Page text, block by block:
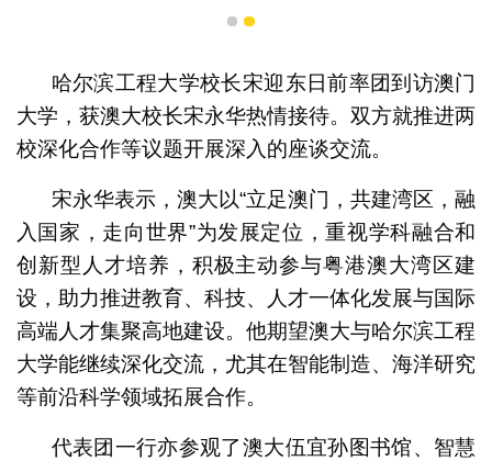
1 2
哈尔滨工程大学校长宋迎东日前率团到访澳门
大学，获澳大校长宋永华热情接待。双方就推进两
校深化合作等议题开展深入的座谈交流。
宋永华表示，澳大以“立足澳门，共建湾区，融
入国家，走向世界”为发展定位，重视学科融合和
创新型人才培养，积极主动参与粤港澳大湾区建
设，助力推进教育、科技、人才一体化发展与国际
高端人才集聚高地建设。他期望澳大与哈尔滨工程
大学能继续深化交流，尤其在智能制造、海洋研究
等前沿科学领域拓展合作。
代表团一行亦参观了澳大伍宜孙图书馆、智慧